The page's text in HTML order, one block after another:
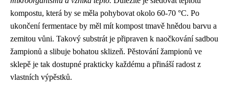
kompostu, která by se měla pohybovat okolo 60-70 °C. Po
ukončení fermentace by měl mít kompost tmavě hnědou barvu a
zemitou vůni. Takový substrát je připraven k naočkování sadbou
žampionů a slibuje bohatou sklizeň. Pěstování žampionů ve
sklepě je tak dostupné prakticky každému a přináší radost z
vlastních výpěstků.